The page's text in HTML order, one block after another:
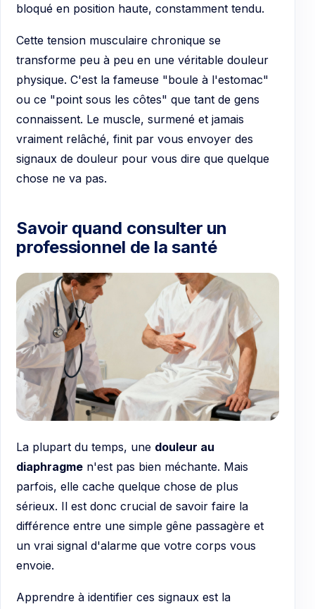
bloqué en position haute, constamment tendu.
Cette tension musculaire chronique se
transforme peu à peu en une véritable douleur
physique. C'est la fameuse "boule à l'estomac"
ou ce "point sous les côtes" que tant de gens
connaissent. Le muscle, surmené et jamais
vraiment relâché, finit par vous envoyer des
signaux de douleur pour vous dire que quelque
chose ne va pas.
Savoir quand consulter un
professionnel de la santé
La plupart du temps, une douleur au
diaphragme n'est pas bien méchante. Mais
parfois, elle cache quelque chose de plus
sérieux. Il est donc crucial de savoir faire la
différence entre une simple gêne passagère et
un vrai signal d'alarme que votre corps vous
envoie.
Apprendre à identifier ces signaux est la